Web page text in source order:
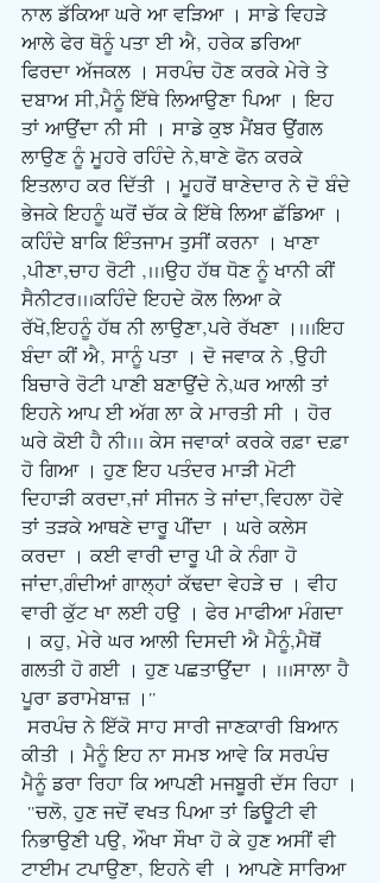
ਨਾਲ ਡੱਕਿਆ ਘਰੇ ਆ ਵੜਿਆ । ਸਾਡੇ ਵਿਹੜੇ
ਆਲੇ ਫੇਰ ਥੋਨੂੰ ਪਤਾ ਈ ਐ, ਹਰੇਕ ਡਰਿਆ
ਫਿਰਦਾ ਅੱਜਕਲ । ਸਰਪੰਚ ਹੋਣ ਕਰਕੇ ਮੇਰੇ ਤੇ
ਦਬਾਅ ਸੀ,ਮੈਨੂੰ ਇੱਥੇ ਲਿਆਉਣਾ ਪਿਆ । ਇਹ
ਤਾਂ ਆਉਂਦਾ ਨੀ ਸੀ । ਸਾਡੇ ਕੁਝ ਮੈਂਬਰ ਉਂਗਲ
ਲਾਉਣ ਨੂੰ ਮੂਹਰੇ ਰਹਿੰਦੇ ਨੇ,ਥਾਣੇ ਫੋਨ ਕਰਕੇ
ਇਤਲਾਹ ਕਰ ਦਿੱਤੀ । ਮੂਹਰੋਂ ਥਾਣੇਦਾਰ ਨੇ ਦੋ ਬੰਦੇ
ਭੇਜਕੇ ਇਹਨੂੰ ਘਰੋਂ ਚੱਕ ਕੇ ਇੱਥੇ ਲਿਆ ਛੱਡਿਆ ।
ਕਹਿੰਦੇ ਬਾਕਿ ਇੰਤਜਾਮ ਤੁਸੀਂ ਕਰਨਾ । ਖਾਣਾ
,ਪੀਣਾ,ਚਾਹ ਰੋਟੀ ,...ਉਹ ਹੱਥ ਧੋਣ ਨੂੰ ਖਾਨੀ ਕੀਂ
ਸੈਨੀਟਰ...ਕਹਿੰਦੇ ਇਹਦੇ ਕੋਲ ਲਿਆ ਕੇ
ਰੱਖੋ,ਇਹਨੂੰ ਹੱਥ ਨੀ ਲਾਉਣਾ,ਪਰੇ ਰੱਖਣਾ ।...ਇਹ
ਬੰਦਾ ਕੀਂ ਐ, ਸਾਨੂੰ ਪਤਾ । ਦੋ ਜਵਾਕ ਨੇ ,ਉਹੀ
ਬਿਚਾਰੇ ਰੋਟੀ ਪਾਣੀ ਬਣਾਉਂਦੇ ਨੇ,ਘਰ ਆਲੀ ਤਾਂ
ਇਹਨੇ ਆਪ ਈ ਅੱਗ ਲਾ ਕੇ ਮਾਰਤੀ ਸੀ । ਹੋਰ
ਘਰੇ ਕੋਈ ਹੈ ਨੀ... ਕੇਸ ਜਵਾਕਾਂ ਕਰਕੇ ਰਫ਼ਾ ਦਫ਼ਾ
ਹੋ ਗਿਆ । ਹੁਣ ਇਹ ਪਤੰਦਰ ਮਾੜੀ ਮੋਟੀ
ਦਿਹਾੜੀ ਕਰਦਾ,ਜਾਂ ਸੀਜਨ ਤੇ ਜਾਂਦਾ,ਵਿਹਲਾ ਹੋਵੇ
ਤਾਂ ਤੜਕੇ ਆਥਣੇ ਦਾਰੂ ਪੀਂਦਾ । ਘਰੇ ਕਲੇਸ
ਕਰਦਾ । ਕਈ ਵਾਰੀ ਦਾਰੂ ਪੀ ਕੇ ਨੰਗਾ ਹੋ
ਜਾਂਦਾ,ਗੰਦੀਆਂ ਗਾਲ੍ਹਾਂ ਕੱਢਦਾ ਵੇਹੜੇ ਚ । ਵੀਹ
ਵਾਰੀ ਕੁੱਟ ਖਾ ਲਈ ਹਉ । ਫੇਰ ਮਾਫੀਆ ਮੰਗਦਾ
। ਕਹੁ, ਮੇਰੇ ਘਰ ਆਲੀ ਦਿਸਦੀ ਐ ਮੈਨੂੰ,ਮੈਥੋਂ
ਗਲਤੀ ਹੋ ਗਈ । ਹੁਣ ਪਛਤਾਉਂਦਾ । ...ਸਾਲਾ ਹੈ
ਪੂਰਾ ਡਰਾਮੇਬਾਜ਼ ।"
ਸਰਪੰਚ ਨੇ ਇੱਕੋ ਸਾਹ ਸਾਰੀ ਜਾਣਕਾਰੀ ਬਿਆਨ
ਕੀਤੀ । ਮੈਨੂੰ ਇਹ ਨਾ ਸਮਝ ਆਵੇ ਕਿ ਸਰਪੰਚ
ਮੈਨੂੰ ਡਰਾ ਰਿਹਾ ਕਿ ਆਪਣੀ ਮਜਬੂਰੀ ਦੱਸ ਰਿਹਾ ।
ਨਿਭਾਉਣੀ ਪਉ, ਔਖਾ ਸੌਖਾ ਹੋ ਕੇ ਹੁਣ ਅਸੀਂ ਵੀ
ਟਾਈਮ ਟਪਾਉਣਾ, ਇਹਨੇ ਵੀ । ਆਪਣੇ ਸਾਰਿਆ